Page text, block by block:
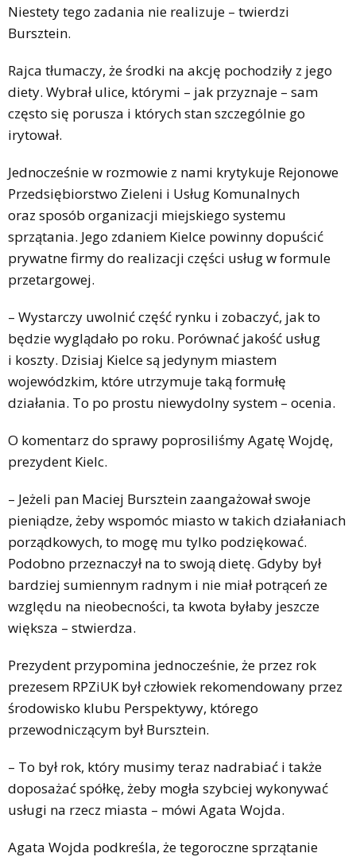
Niestety tego zadania nie realizuje – twierdzi
Bursztein.
Rajca tłumaczy, że środki na akcję pochodziły z jego
diety. Wybrał ulice, którymi – jak przyznaje – sam
często się porusza i których stan szczególnie go
irytował.
Jednocześnie w rozmowie z nami krytykuje Rejonowe
Przedsiębiorstwo Zieleni i Usług Komunalnych
oraz sposób organizacji miejskiego systemu
sprzątania. Jego zdaniem Kielce powinny dopuścić
prywatne firmy do realizacji części usług w formule
przetargowej.
– Wystarczy uwolnić część rynku i zobaczyć, jak to
będzie wyglądało po roku. Porównać jakość usług
i koszty. Dzisiaj Kielce są jedynym miastem
wojewódzkim, które utrzymuje taką formułę
działania. To po prostu niewydolny system – ocenia.
O komentarz do sprawy poprosiliśmy Agatę Wojdę,
prezydent Kielc.
– Jeżeli pan Maciej Bursztein zaangażował swoje
pieniądze, żeby wspomóc miasto w takich działaniach
porządkowych, to mogę mu tylko podziękować.
Podobno przeznaczył na to swoją dietę. Gdyby był
bardziej sumiennym radnym i nie miał potrąceń ze
względu na nieobecności, ta kwota byłaby jeszcze
większa – stwierdza.
Prezydent przypomina jednocześnie, że przez rok
prezesem RPZiUK był człowiek rekomendowany przez
środowisko klubu Perspektywy, którego
przewodniczącym był Bursztein.
– To był rok, który musimy teraz nadrabiać i także
doposażać spółkę, żeby mogła szybciej wykonywać
usługi na rzecz miasta – mówi Agata Wojda.
Agata Wojda podkreśla, że tegoroczne sprzątanie